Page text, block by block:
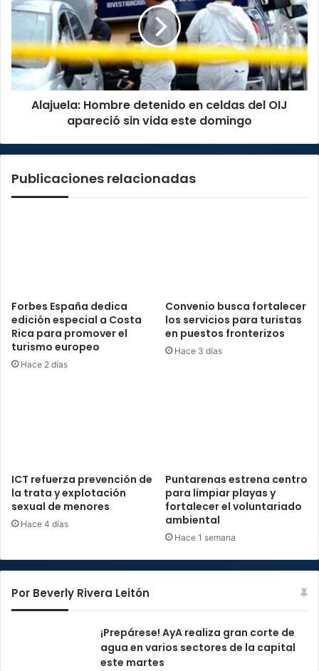
falta
más
postulantes
en
del
OIJ
apareció
sin
Alajuela: Hombre detenido en celdas del OIJ
apareció sin vida este domingo
Publicaciones relacionadas
Forbes España dedica
edición especial a Costa
Rica para promover el
turismo europeo
Hace 2 días
Convenio busca fortalecer
los servicios para turistas
en puestos fronterizos
Hace 3 días
ICT refuerza prevención de
la trata y explotación
sexual de menores
Hace 4 días
Puntarenas estrena centro
para limpiar playas y
fortalecer el voluntariado
ambiental
Hace 1 semana
Por Beverly Rivera Leitón
¡Prepárese! AyA realiza gran corte de
agua en varios sectores de la capital
este martes